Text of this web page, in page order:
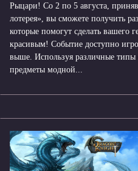
Рыцари! Со 2 по 5 августа,
лотерея», вы сможете получить
которые помогут сделать вашего
красивым! Событие доступно
выше. Используя различные
предметы модной...